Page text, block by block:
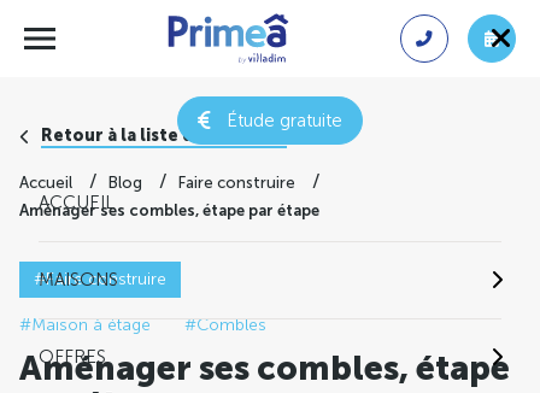
Étude gratuite
ACCUEIL
MAISONS
OFFRES
Retour à la liste des conseils
Accueil Blog
Faire construire
Aménager ses combles, étape par étape
#Faire construire
#Maison à étage #Combles
Aménager ses combles, étape